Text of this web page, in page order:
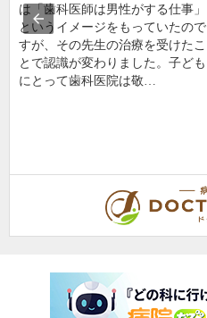
は「歯科医師は男性がする仕事」
というイメージをもっていたので
すが、その先生の治療を受けたこ
とで認識が変わりました。子ども
にとって歯科医院は敬…